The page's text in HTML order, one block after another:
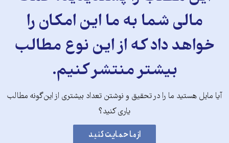
مالی شما به ما این امکان را
خواهد داد که از این نوع مطالب
بیشتر منتشر کنیم.
آیا مایل هستید ما را در تحقیق و نوشتن تعداد بیشتری از این‌گونه مطالب
یاری کنید؟